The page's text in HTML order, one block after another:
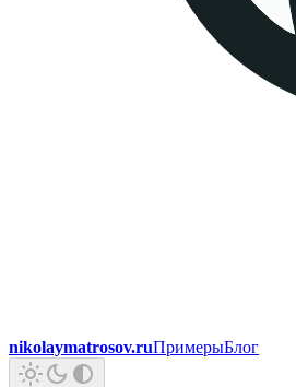
nikolaymatrosov.ruПримерыБлог